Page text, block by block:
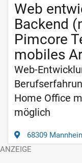
Web
Backend
Pimcore
mobiles
Web-
Home Office
möglich
68309